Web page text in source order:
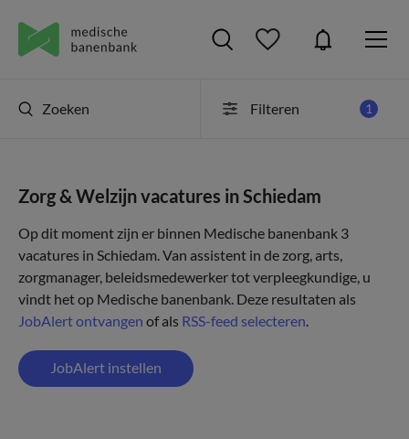
Zoeken Filteren 1
Zorg & Welzijn vacatures in Schiedam
Op dit moment zijn er binnen Medische banenbank 3
vacatures in Schiedam. Van assistent in de zorg, arts,
zorgmanager, beleidsmedewerker tot verpleegkundige, u
vindt het op Medische banenbank. Deze resultaten als
JobAlert ontvangen of als RSS-feed selecteren.
JobAlert instellen